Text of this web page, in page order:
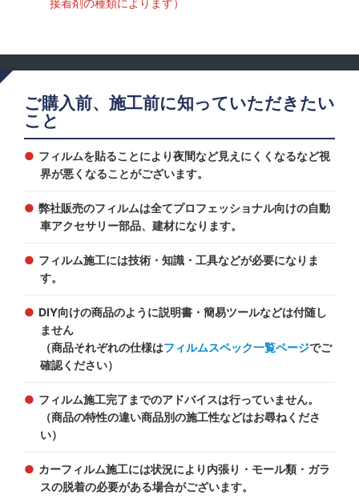
接着剤の種類によります）
ご購入前、施工前に知っていただきたい
こと
フィルムを貼ることにより夜間など見えにくくなるなど視
界が悪くなることがございます。
弊社販売のフィルムは全てプロフェッショナル向けの自動
車アクセサリー部品、建材になります。
フィルム施工には技術・知識・工具などが必要になりま
す。
DIY向けの商品のように説明書・簡易ツールなどは付随し
ません
（商品それぞれの仕様はフィルムスペック一覧ページでご
確認ください）
フィルム施工完了までのアドバイスは行っていません。
（商品の特性の違い商品別の施工性などはお尋ねくださ
い）
カーフィルム施工には状況により内張り・モール類・ガラ
スの脱着の必要がある場合がございます。